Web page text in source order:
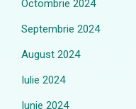
Octombrie 2024
Septembrie 2024
August 2024
Iulie 2024
Iunie 2024